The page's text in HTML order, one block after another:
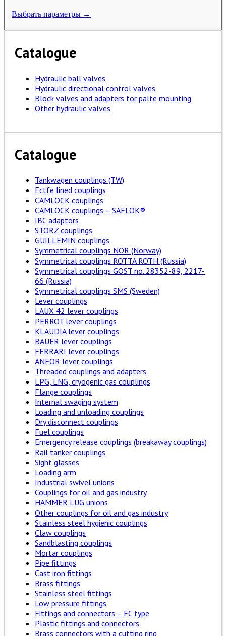
Выбрать параметры →
Catalogue
Hydraulic ball valves
Hydraulic directional control valves
Block valves and adapters for palte mounting
Other hydraulic valves
Catalogue
Tankwagen couplings (TW)
Ectfe lined couplings
CAMLOCK couplings
CAMLOCK couplings – SAFLOK®
IBC adaptors
STORZ couplings
GUILLEMIN couplings
Symmetrical couplings NOR (Norway)
Symmetrical couplings ROTTA ROTH (Russia)
Symmetrical couplings GOST no. 28352-89, 2217-
66 (Russia)
Symmetrical couplings SMS (Sweden)
Lever couplings
LAUX 42 lever couplings
PERROT lever couplings
KLAUDIA lever couplings
BAUER lever couplings
FERRARI lever couplings
ANFOR lever couplings
Threaded couplings and adapters
LPG, LNG, cryogenic gas couplings
Flange couplings
Internal swaging system
Loading and unloading couplings
Dry disconnect couplings
Fuel couplings
Emergency release couplings (breakaway couplings)
Rail tanker couplings
Sight glasses
Loading arm
Industrial swivel unions
Couplings for oil and gas industry
HAMMER LUG unions
Other couplings for oil and gas industry
Stainless steel hygienic couplings
Claw couplings
Sandblasting couplings
Mortar couplings
Pipe fittings
Cast iron fittings
Brass fittings
Stainless steel fittings
Low pressure fittings
Fittings and connectors – EC type
Plastic fittings and connectors
Brass connectors with a cutting ring